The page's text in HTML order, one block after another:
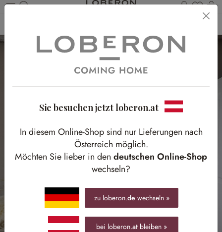
Du
Sie besuchen jetzt loberon.at
In diesem Online-Shop sind nur Lieferungen nach
Österreich möglich.
Möchten Sie lieber in den deutschen Online-Shop
wechseln?
zu loberon.de wechseln »
bei loberon.at bleiben »